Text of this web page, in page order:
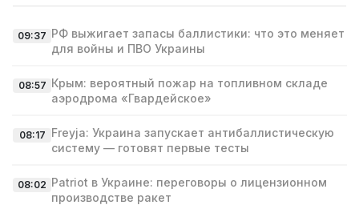
09:37 РФ выжигает запасы баллистики: что это меняет
для войны и ПВО Украины
08:57 Крым: вероятный пожар на топливном складе
аэродрома «Гвардейское»
08:17 Freyja: Украина запускает антибаллистическую
систему — готовят первые тесты
08:02 Patriot в Украине: переговоры о лицензионном
производстве ракет